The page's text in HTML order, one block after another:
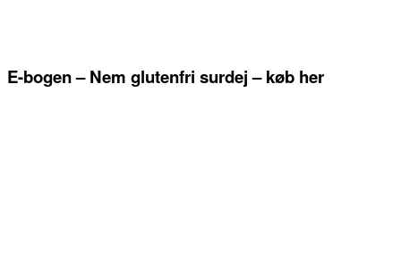
E-bogen – Nem glutenfri surdej – køb her